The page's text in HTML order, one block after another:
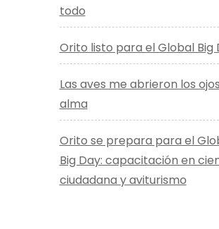
todo
Orito listo para el Global Big
Las aves me abrieron los
alma
Orito se prepara para el
Big Day: capacitación en
ciudadana y aviturismo